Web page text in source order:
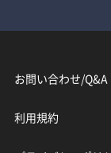
お問い合わせ/Q&A
利用規約